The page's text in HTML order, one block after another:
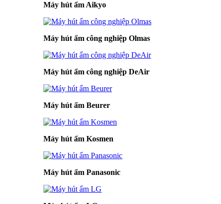
Máy hút ẩm Aikyo
Máy hút ẩm công nghiệp Olmas
Máy hút ẩm công nghiệp DeAir
Máy hút ẩm Beurer
Máy hút ẩm Kosmen
Máy hút ẩm Panasonic